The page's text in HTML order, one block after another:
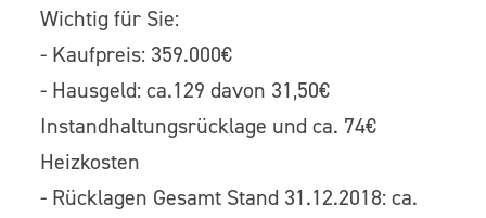
Wichtig für Sie:
- Kaufpreis: 359.000€
- Hausgeld: ca.129 davon 31,50€
Instandhaltungsrücklage und ca. 74€
Heizkosten
- Rücklagen Gesamt Stand 31.12.2018: ca.